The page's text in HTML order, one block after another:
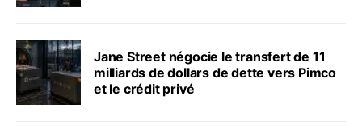
Jane Street négocie le transfert de 11
milliards de dollars de dette vers Pimco
et le crédit privé